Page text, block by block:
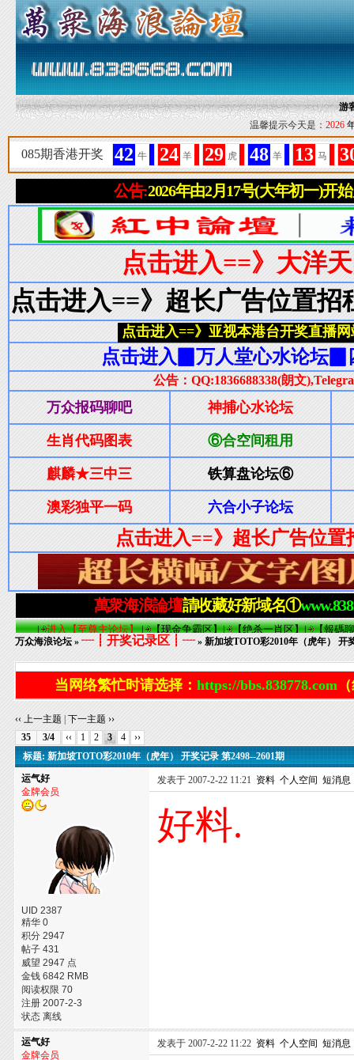
游
温馨提示今天是： 2026
万众海浪论坛 »┈┋开奖记录区┋┈» 新加坡TOTO彩2010年（虎年） 开
当网络繁忙时请选择： https://bbs.838778.com
‹‹ 上一主题 |下一主题 ››
35
3/4 ‹‹ 1 2 3 4
››
标题: 新加坡TOTO彩2010年（虎年） 开奖记录 第2498--2601期
运气好
金牌会员
UID 2387
精华 0
积分 2947
帖子 431
威望 2947 点
金钱 6842 RMB
阅读权限 70
注册 2007-2-3
状态 离线
发表于 2007-2-22 11:21 资料 个人空间 短消息
好料.
运气好
金牌会员
发表于 2007-2-22 11:22 资料 个人空间 短消息